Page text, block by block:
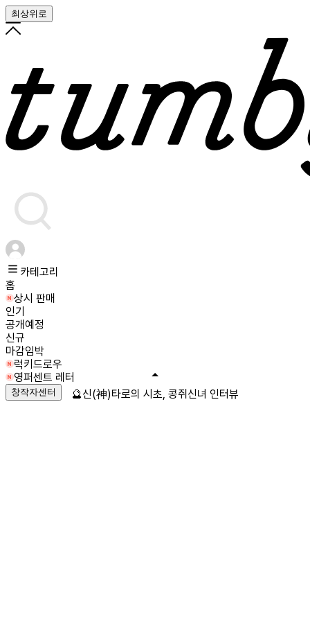
최상위로
카테고리
홈
상시 판매
인기
공개예정
신규
마감임박
럭키드로우
영퍼센트 레터
창작자센터 🔮신(神)타로의 시초, 콩쥐신녀 인터뷰